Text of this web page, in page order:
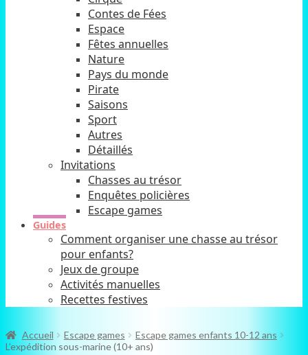
Contes de Fées
Espace
Fêtes annuelles
Nature
Pays du monde
Pirate
Saisons
Sport
Autres
Détaillés
Invitations
Chasses au trésor
Enquêtes policières
Escape games
Guides
Comment organiser une chasse au trésor
pour enfants?
Jeux de groupe
Activités manuelles
Recettes festives
Accueil Escape games
Escape games enfants 10-12 ans
L’expédition sous-marine (10+ ans)